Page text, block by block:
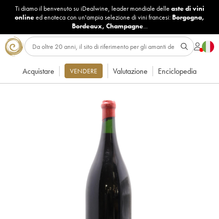
Ti diamo il benvenuto su iDealwine, leader mondiale delle aste di vini
onlineed enoteca con un'ampia selezione di vini francesi: Borgogna,
Bordeaux, Champagne...
Acquistare VENDERE Valutazione Enciclopedia